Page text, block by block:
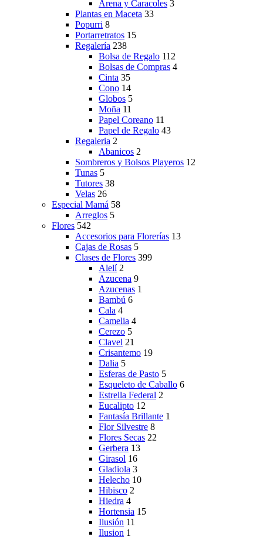
Arena y Caracoles 3
Plantas en Maceta 33
Popurri 8
Portarretratos 15
Regalería 238
Bolsa de Regalo 112
Bolsas de Compras 4
Cinta 35
Cono 14
Globos 5
Moña 11
Papel Coreano 11
Papel de Regalo 43
Regaleria 2
Abanicos 2
Sombreros y Bolsos Playeros 12
Tunas 5
Tutores 38
Velas 26
Especial Mamá 58
Arreglos 5
Flores 542
Accesorios para Florerías 13
Cajas de Rosas 5
Clases de Flores 399
Alelí 2
Azucena 9
Azucenas 1
Bambú 6
Cala 4
Camelia 4
Cerezo 5
Clavel 21
Crisantemo 19
Dalia 5
Esferas de Pasto 5
Esqueleto de Caballo 6
Estrella Federal 2
Eucalipto 12
Fantasía Brillante 1
Flor Silvestre 8
Flores Secas 22
Gerbera 13
Girasol 16
Gladiola 3
Helecho 10
Hibisco 2
Hiedra 4
Hortensia 15
Ilusión 11
Ilusion 1